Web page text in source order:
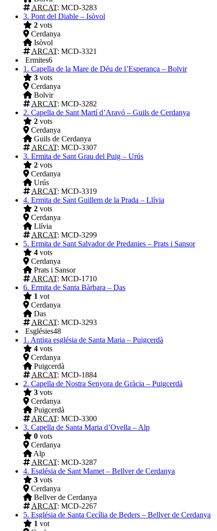
ARCAT: MCD-3283
3. Pont del Diable – Isòvol
2 vots
Cerdanya
Isòvol
ARCAT: MCD-3321
Ermites6
1. Capella de la Mare de Déu de l’Esperança – Bolvir
3 vots
Cerdanya
Bolvir
ARCAT: MCD-3282
2. Capella de Sant Martí d’Aravó – Guils de Cerdanya
2 vots
Cerdanya
Guils de Cerdanya
ARCAT: MCD-3307
3. Ermita de Sant Grau del Puig – Urús
2 vots
Cerdanya
Urús
ARCAT: MCD-3319
4. Ermita de Sant Guillem de la Prada – Llívia
2 vots
Cerdanya
Llívia
ARCAT: MCD-3299
5. Ermita de Sant Salvador de Predanies – Prats i Sansor
4 vots
Cerdanya
Prats i Sansor
ARCAT: MCD-1710
6. Ermita de Santa Bàrbara – Das
1 vot
Cerdanya
Das
ARCAT: MCD-3293
Esglésies48
1. Antiga església de Santa Maria – Puigcerdà
4 vots
Cerdanya
Puigcerdà
ARCAT: MCD-1884
2. Capella de Nostra Senyora de Gràcia – Puigcerdà
3 vots
Cerdanya
Puigcerdà
ARCAT: MCD-3300
3. Capella de Santa Maria d’Ovella – Alp
0 vots
Cerdanya
Alp
ARCAT: MCD-3287
4. Església de Sant Mamet – Bellver de Cerdanya
3 vots
Cerdanya
Bellver de Cerdanya
ARCAT: MCD-2267
5. Església de Santa Cecília de Beders – Bellver de Cerdanya
1 vot